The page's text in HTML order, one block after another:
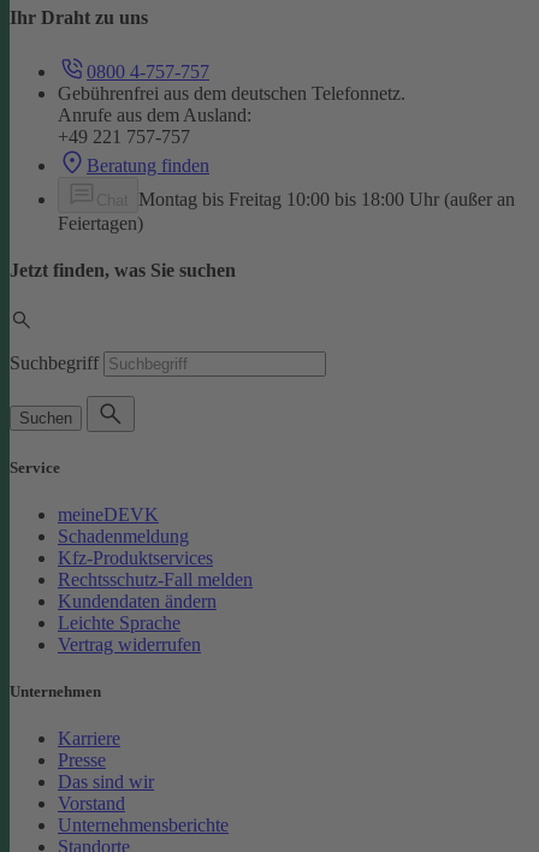
Ihr Draht zu uns
0800 4-757-757
Gebührenfrei aus dem deutschen Telefonnetz.
Anrufe aus dem Ausland:
+49 221 757-757
Beratung finden
Montag bis Freitag 10:00 bis 18:00 Uhr (außer an
Feiertagen)
Jetzt finden, was Sie suchen
Suchbegriff
Suchen
Service
meineDEVK
Schadenmeldung
Kfz-Produktservices
Rechtsschutz-Fall melden
Kundendaten ändern
Leichte Sprache
Vertrag widerrufen
Unternehmen
Karriere
Presse
Das sind wir
Vorstand
Unternehmensberichte
Standorte